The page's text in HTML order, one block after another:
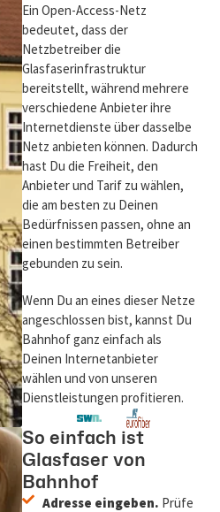
Ein Open-Access-Netz
bedeutet, dass der
Netzbetreiber die
Glasfaserinfrastruktur
bereitstellt, während mehrere
verschiedene Anbieter ihre
Internetdienste über dasselbe
Netz anbieten können. Dadurch
hast Du die Freiheit, den
Anbieter und Tarif zu wählen,
die am besten zu Deinen
Bedürfnissen passen, ohne an
einen bestimmten Betreiber
gebunden zu sein.
Wenn Du an eines dieser Netze
angeschlossen bist, kannst Du
Bahnhof ganz einfach als
Deinen Internetanbieter
wählen und von unseren
Dienstleistungen profitieren.
So einfach ist
Glasfaser von
Bahnhof
Adresse eingeben. Prüfe